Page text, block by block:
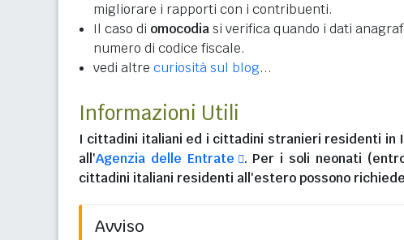
migliorare i rapporti con i contribuenti.
Il caso di omocodiasi verifica quando i dati
numero di codice fiscale.
vedi altre curiosità sul blog...
Informazioni Utili
I cittadini italiani ed i cittadini stranieri residenti in
all'Agenzia delle Entrate
. Per i soli neonati
cittadini italiani residenti all'esteropossono
Avviso